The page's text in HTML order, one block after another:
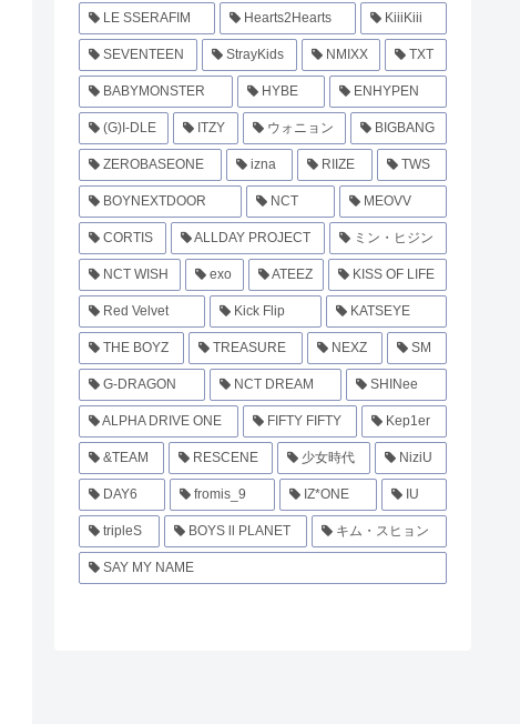
LE SSERAFIM Hearts2Hearts KiiiKiii
SEVENTEEN StrayKids NMIXX TXT
BABYMONSTER HYBE ENHYPEN
(G)I-DLE ITZY ウォニョン BIGBANG
ZEROBASEONE izna RIIZE TWS
BOYNEXTDOOR NCT MEOVV
CORTIS ALLDAY PROJECT ミン・ヒジン
NCT WISH exo ATEEZ KISS OF LIFE
Red Velvet Kick Flip KATSEYE
THE BOYZ TREASURE NEXZ SM
G-DRAGON NCT DREAM SHINee
ALPHA DRIVE ONE FIFTY FIFTY Kep1er
&TEAM RESCENE 少女時代 NiziU
DAY6 fromis_9 IZ*ONE IU
tripleS BOYS ll PLANET キム・スヒョン
SAY MY NAME